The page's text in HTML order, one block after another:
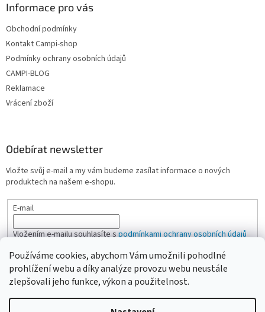
Používáme cookies, abychom Vám umožnili pohodlné
prohlížení webu a díky analýze provozu webu neustále
zlepšovali jeho funkce, výkon a použitelnost.
Informace pro vás
Obchodní podmínky
Kontakt Campi-shop
Podmínky ochrany osobních údajů
CAMPI-BLOG
Reklamace
Vrácení zboží
Odebírat newsletter
Vložte svůj e-mail a my vám budeme zasílat informace o nových
produktech na našem e-shopu.
E-mail
Vložením e-mailu souhlasíte spodmínkami ochrany osobních údajů
PŘIHLÁSIT SE